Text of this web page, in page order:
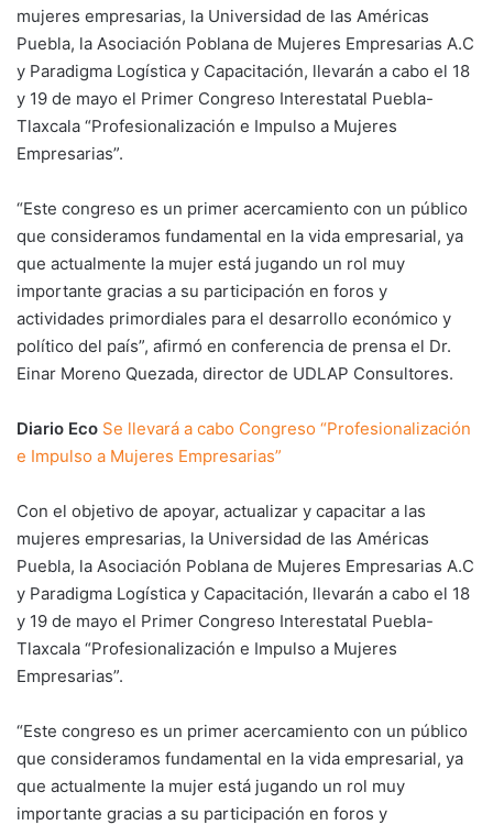
mujeres empresarias, la Universidad de las Américas
Puebla, la Asociación Poblana de Mujeres Empresarias A.C
y Paradigma Logística y Capacitación, llevarán a cabo el 18
y 19 de mayo el Primer Congreso Interestatal Puebla-
Tlaxcala “Profesionalización e Impulso a Mujeres
Empresarias”.
“Este congreso es un primer acercamiento con un público
que consideramos fundamental en la vida empresarial, ya
que actualmente la mujer está jugando un rol muy
importante gracias a su participación en foros y
actividades primordiales para el desarrollo económico y
político del país”, afirmó en conferencia de prensa el Dr.
Einar Moreno Quezada, director de UDLAP Consultores.
Diario Eco Se llevará a cabo Congreso “Profesionalización
e Impulso a Mujeres Empresarias”
Con el objetivo de apoyar, actualizar y capacitar a las
mujeres empresarias, la Universidad de las Américas
Puebla, la Asociación Poblana de Mujeres Empresarias A.C
y Paradigma Logística y Capacitación, llevarán a cabo el 18
y 19 de mayo el Primer Congreso Interestatal Puebla-
Tlaxcala “Profesionalización e Impulso a Mujeres
Empresarias”.
“Este congreso es un primer acercamiento con un público
que consideramos fundamental en la vida empresarial, ya
que actualmente la mujer está jugando un rol muy
importante gracias a su participación en foros y